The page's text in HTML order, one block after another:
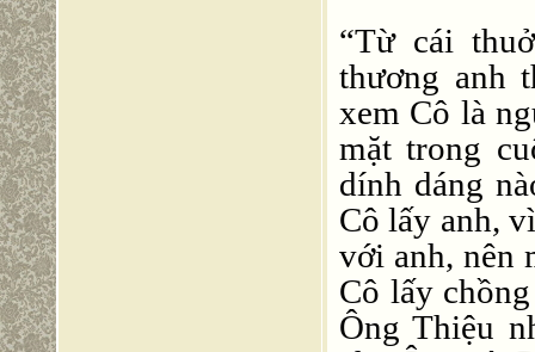
“Từ cái
thương anh
xem Cô là
mặt trong
dính dáng
Cô lấy anh,
với anh, nên
Cô lấy
Ông Thiệu